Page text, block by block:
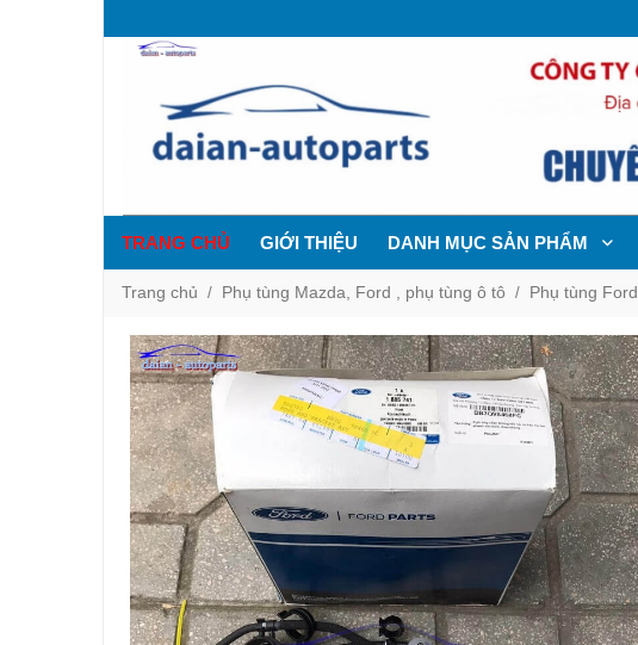
TRANG CHỦ GIỚI THIỆU DANH MỤC SẢN PHẨM
Trang chủ Phụ tùng Mazda, Ford , phụ tùng ô tô Phụ tùng Ford